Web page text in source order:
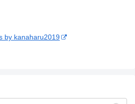
by kanaharu2019